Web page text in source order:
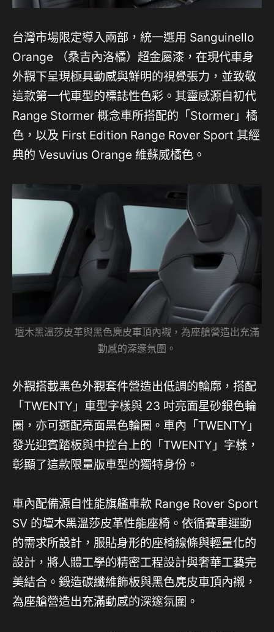
台灣市場限定導入兩部，統一選用 Sanguinello
Orange （桑吉內洛橘）超金屬漆，在現代車身
外觀下呈現極具動感與鮮明的視覺張力，並致敬
這款第一代車型的標誌性色彩。其靈感源自初代
Range Stormer 概念車所搭配的「Stormer」橘
色，以及 First Edition Range Rover Sport 其經
典的 Vesuvius Orange 維蘇威橘色。
壇木黑溫莎皮革與黑色麂皮車頂內襯，為座艙營造出充滿
動感的深邃氛圍。
外觀搭載黑色外觀套件營造出低調的輪廓，搭配
「TWENTY」車型字樣與 23 吋亮面星砂銀色輪
圈，亦可選配亮面黑色輪圈。車內「TWENTY」
發光迎賓踏板與中控台上的「TWENTY」字樣，
彰顯了這款限量版車型的獨特身份。
車內配備源自性能旗艦車款 Range Rover Sport
SV 的壇木黑溫莎皮革性能座椅。依循賽車運動
的需求所設計，服貼身形的座椅線條與輕量化的
設計，將人體工學的精密工程設計與奢華工藝完
美結合。鍛造碳纖維飾板與黑色麂皮車頂內襯，
為座艙營造出充滿動感的深邃氛圍。